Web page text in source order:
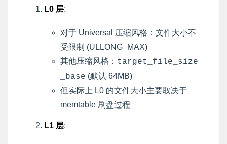
L0 层:
对于 Universal 压缩风格：文件大小不
受限制 (ULLONG_MAX)
其他压缩风格： target_file_size
_base (默认 64MB)
但实际上 L0 的文件大小主要取决于
memtable 刷盘过程
L1 层: